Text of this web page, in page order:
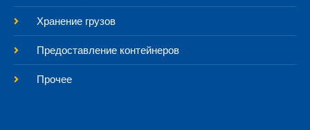
Хранение грузов
Предоставление контейнеров
Прочее